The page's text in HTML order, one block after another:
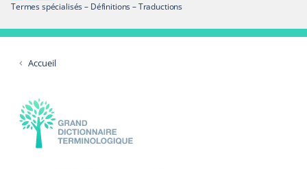
Termes spécialisés – Définitions – Traductions
Accueil